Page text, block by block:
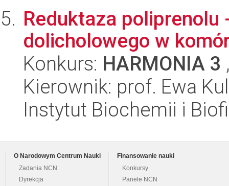
Reduktaza
dolicholowego w
Konkurs: HARMONIA 3
Kierownik: prof. Ewa
Instytut Biochemii i
O Narodowym Centrum Nauki
Zadania NCN
Dyrekcja
Finansowanie nauki
Konkursy
Panele NCN